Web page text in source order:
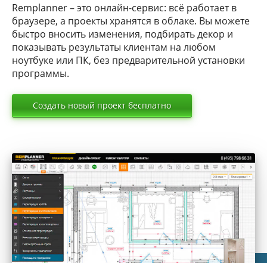
Remplanner – это онлайн-сервис: всё работает в
браузере, а проекты хранятся в облаке. Вы можете
быстро вносить изменения, подбирать декор и
показывать результаты клиентам на любом
ноутбуке или ПК, без предварительной установки
программы.
Создать новый проект бесплатно